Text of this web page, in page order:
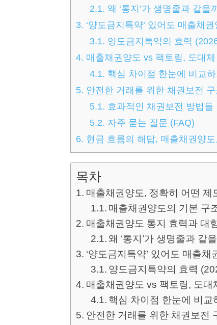
2.1. 왜 ‘통지’가 생명줄과 같을
3. ‘양도금지특약’ 있어도 매출채
3.1. 양도금지특약의 효력
4. 매출채권양도 vs 팩토링, 도대
4.1. 핵심 차이점 한눈에 비교하
5. 안전한 거래를 위한 채권보전 구
5.1. 효과적인 채권보전 방법들
5.2. 자주 묻는 질문 (FAQ)
6. 현금 흐름의 해답, 매출채권양
목차
매출채권양도, 정확히 어떤 제
매출채권양도의 기본 구
매출채권양도 통지 효력과 대
왜 ‘통지’가 생명줄과 같
‘양도금지특약’ 있어도 매출
양도금지특약의 효력
매출채권양도 vs 팩토링, 도대
핵심 차이점 한눈에 비교
안전한 거래를 위한 채권보전